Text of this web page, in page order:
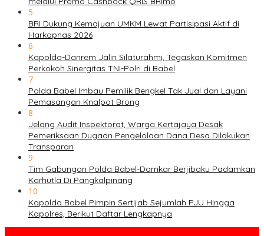
5
BRI Dukung Kemajuan UMKM Lewat Partisipasi Aktif di
Harkopnas 2026
6
Kapolda-Danrem Jalin Silaturahmi, Tegaskan Komitmen
Perkokoh Sinergitas TNI-Polri di Babel
7
Polda Babel Imbau Pemilik Bengkel Tak Jual dan Layani
Pemasangan Knalpot Brong
8
Jelang Audit Inspektorat, Warga Kertajaya Desak
Pemeriksaan Dugaan Pengelolaan Dana Desa Dilakukan
Transparan
9
Tim Gabungan Polda Babel-Damkar Berjibaku Padamkan
Karhutla Di Pangkalpinang
10
Kapolda Babel Pimpin Sertijab Sejumlah PJU Hingga
Kapolres, Berikut Daftar Lengkapnya